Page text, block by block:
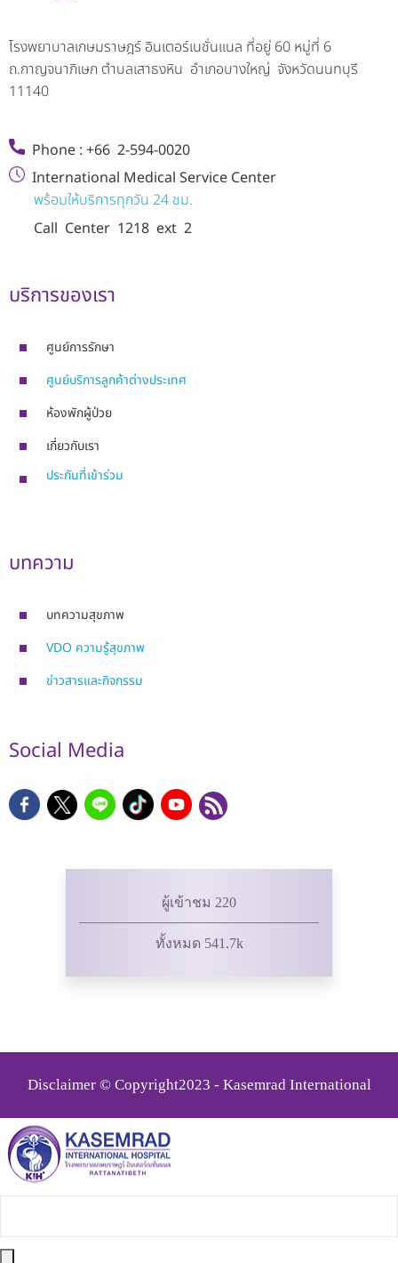
โรงพยาบาลเกษมราษฎร์ อินเตอร์เนชั่นเเนล ที่อยู่ 60 หมู่ที่ 6
ถ.กาญจนาภิเษก ตำบลเสาธงหิน อำเภอบางใหญ่ จังหวัดนนทบุรี
11140
Phone : +66 2-594-0020
International Medical Service Center
พร้อมให้บริการทุกวัน 24 ชม.
Call Center 1218 ext 2
บริการของเรา
ศูนย์การรักษา
ศูนย์บริการลูกค้าต่างประเทศ
ห้องพักผู้ป่วย
เกี่ยวกับเรา
ประกันที่เข้าร่วม
บทความ
บทความสุขภาพ
VDO ความรู้สุขภาพ
ข่าวสารและกิจกรรม
Social Media
ผู้เข้าชม 220
ทั้งหมด 541.7k
Disclaimer © Copyright2023 - Kasemrad International
Rattanatibeth